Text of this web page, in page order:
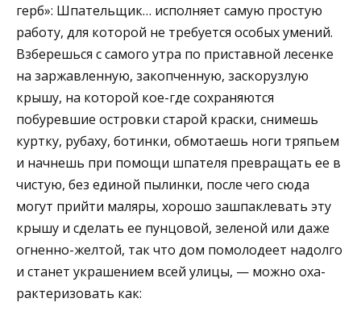
герб»: Шпатель­щик… исполняет самую простую
работу, для которой не требуется особых умений.
Взберешься с самого утра по приставной лесенке
на заржавленную, закопченную, заскорузлую
крышу, на которой кое-где сохраняются
побуревшие островки старой краски, снимешь
куртку, рубаху, ботинки, обмотаешь ноги тряпьем
и начнешь при помощи шпателя превращать ее в
чистую, без единой пылинки, после чего сюда
могут прийти маляры, хорошо зашпаклевать эту
крышу и сделать ее пунцовой, зеле­ной или даже
огненно-желтой, так что дом помолодеет надолго
и станет украшением всей улицы, — можно оха­
рактеризовать как: